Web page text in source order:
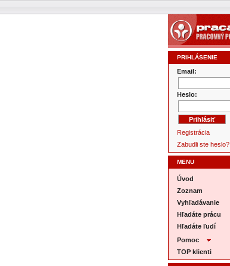
PRIHLÁSENIE
Email:
Heslo:
Registrácia
Zabudli ste heslo?
MENU
Úvod
Zoznam
Vyhľadávanie
Hľadáte prácu
Hľadáte ľudí
Pomoc
TOP klienti